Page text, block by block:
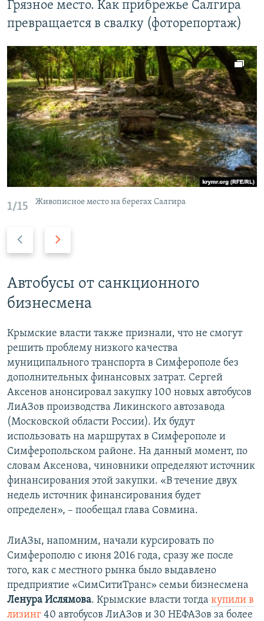
Грязное место. Как прибрежье Салгира
превращается в свалку (фоторепортаж)
1/15 Живописное место на берегах Салгира
д
ы
д
щ
и
й
с
л
а
й
д
д
у
ю
и
й
с
л
а
й
д
​Автобусы от санкционного
бизнесмена
Крымские власти также признали, что не смогут
решить проблему низкого качества
муниципального транспорта в Симферополе без
дополнительных финансовых затрат. Сергей
Аксенов анонсировал закупку 100 новых автобусов
ЛиАЗов производства Ликинского автозавода
(Московской области России). Их будут
использовать на маршрутах в Симферополе и
Симферопольском районе. На данный момент, по
словам Аксенова, чиновники определяют источник
финансирования этой закупки. «В течение двух
недель источник финансирования будет
определен», – пообещал глава Совмина.
ЛиАЗы, напомним, начали курсировать по
Симферополю с июня 2016 года, сразу же после
того, как с местного рынка было выдавлено
предприятие «СимСитиТранс» семьи бизнесмена
Ленура Ислямова. Крымские власти тогда купили в
лизинг 40 автобусов ЛиАЗов и 30 НЕФАЗов за более